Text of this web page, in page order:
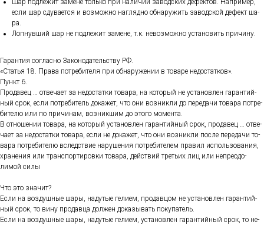
Шар под­ле­жит за­мене толь­ко при на­личии за­вод­ских де­фек­тов. Нап­ри­мер,
ес­ли шар сду­ва­ет­ся и воз­можно наг­лядно об­на­ружить за­вод­ской де­фект ша­
ра.
Лоп­нувший шар не под­ле­жит за­мене, т.к. не­воз­можно ус­та­новить при­чину.
Га­ран­тия сог­ласно За­коно­датель­ству РФ.
«Статья 18. Пра­ва пот­ре­бите­ля при об­на­руже­нии в то­варе не­дос­татков».
Пункт 6.
Про­давец … от­ве­ча­ет за не­дос­татки то­вара, на ко­торый не ус­та­нов­лен га­ран­тий­
ный срок, ес­ли пот­ре­битель до­кажет, что они воз­никли до пе­реда­чи то­вара пот­ре­
бите­лю или по при­чинам, воз­никшим до это­го мо­мен­та.
В от­но­шении то­вара, на ко­торый ус­та­нов­лен га­ран­тий­ный срок, про­давец … от­ве­
ча­ет за не­дос­татки то­вара, ес­ли не до­кажет, что они воз­никли пос­ле пе­реда­чи то­
вара пот­ре­бите­лю вследс­твие на­руше­ния пот­ре­бите­лем пра­вил ис­поль­зо­вания,
хра­нения или тран­спор­ти­ров­ки то­вара, дей­ствий треть­их лиц или неп­ре­одо­
лимой си­лы
Что это зна­чит?
Ес­ли на воз­душные ша­ры, на­дутые ге­ли­ем, про­дав­цом не ус­та­нов­лен га­ран­тий­
ный срок, то ви­ну про­дав­ца дол­жен до­казы­вать по­купа­тель.
Ес­ли на воз­душные ша­ры, на­дутые ге­ли­ем, ус­та­нов­лен га­ран­тий­ный срок, то не­